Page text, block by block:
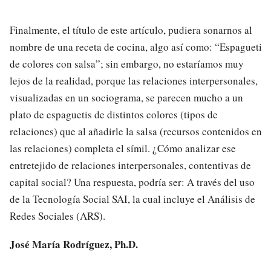
Finalmente, el título de este artículo, pudiera sonarnos al
nombre de una receta de cocina, algo así como: “Espagueti
de colores con salsa”; sin embargo, no estaríamos muy
lejos de la realidad, porque las relaciones interpersonales,
visualizadas en un sociograma, se parecen mucho a un
plato de espaguetis de distintos colores (tipos de
relaciones) que al añadirle la salsa (recursos contenidos en
las relaciones) completa el símil. ¿Cómo analizar ese
entretejido de relaciones interpersonales, contentivas de
capital social? Una respuesta, podría ser: A través del uso
de la Tecnología Social SAI, la cual incluye el Análisis de
Redes Sociales (ARS).
José María Rodríguez, Ph.D.